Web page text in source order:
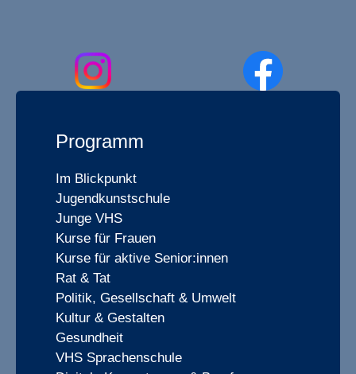
Programm
Im Blickpunkt
Jugendkunstschule
Junge VHS
Kurse für Frauen
Kurse für aktive Senior:innen
Rat & Tat
Politik, Gesellschaft & Umwelt
Kultur & Gestalten
Gesundheit
VHS Sprachenschule